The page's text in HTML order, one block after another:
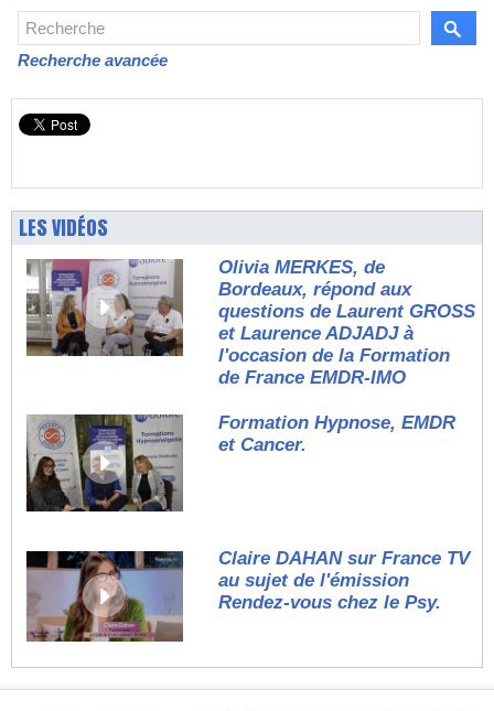
Recherche avancée
LES VIDÉOS
Olivia MERKES, de
Bordeaux, répond aux
questions de Laurent GROSS
et Laurence ADJADJ à
l'occasion de la Formation
de France EMDR-IMO
Formation Hypnose, EMDR
et Cancer.
Claire DAHAN sur France TV
au sujet de l'émission
Rendez-vous chez le Psy.